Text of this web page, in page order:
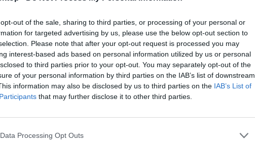
out of the sale, sharing to third parties, or processing of your personal or
for targeted advertising by us, please use the below opt-out section to
Please note that after your opt-out request is processed you may
interest-based ads based on personal information utilized by us or personal
to third parties prior to your opt-out. You may separately opt-out of the
of your personal information by third parties on the IAB’s list of downstream
information may also be disclosed by us to third parties on the IAB’s List of
that may further disclose it to other third parties.
Processing Opt Outs
és időarányaiban a következőkre törekszik: